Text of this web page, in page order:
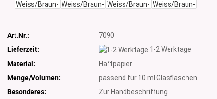
Art.Nr.:
7090
Lieferzeit:
1-2 Werktage
Material:
Haftpapier
Menge/Volumen:
passend für 10 ml Glasflaschen
Besonderes:
Zur Handbeschriftung